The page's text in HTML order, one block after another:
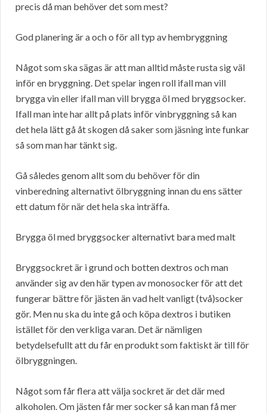
precis då man behöver det som mest?
God planering är a och o för all typ av hembryggning
Något som ska sägas är att man alltid måste rusta sig väl
inför en bryggning. Det spelar ingen roll ifall man vill
brygga vin eller ifall man vill brygga öl med bryggsocker.
Ifall man inte har allt på plats inför vinbryggning så kan
det hela lätt gå åt skogen då saker som jäsning inte funkar
så som man har tänkt sig.
Gå således genom allt som du behöver för din
vinberedning alternativt ölbryggning innan du ens sätter
ett datum för när det hela ska inträffa.
Brygga öl med bryggsocker alternativt bara med malt
Bryggsockret är i grund och botten dextros och man
använder sig av den här typen av monosocker för att det
fungerar bättre för jästen än vad helt vanligt (två)socker
gör. Men nu ska du inte gå och köpa dextros i butiken
istället för den verkliga varan. Det är nämligen
betydelsefullt att du får en produkt som faktiskt är till för
ölbryggningen.
Något som får flera att välja sockret är det där med
alkoholen. Om jästen får mer socker så kan man få mer